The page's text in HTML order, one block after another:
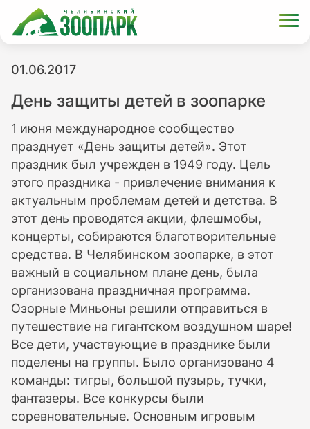
01.06.2017
День защиты детей в зоопарке
1 июня международное сообщество
празднует «День защиты детей». Этот
праздник был учрежден в 1949 году. Цель
этого праздника - привлечение внимания к
актуальным проблемам детей и детства. В
этот день проводятся акции, флешмобы,
концерты, собираются благотворительные
средства. В Челябинском зоопарке, в этот
важный в социальном плане день, была
организована праздничная программа.
Озорные Миньоны решили отправиться в
путешествие на гигантском воздушном шаре!
Все дети, участвующие в празднике были
поделены на группы. Было организовано 4
команды: тигры, большой пузырь, тучки,
фантазеры. Все конкурсы были
соревновательные. Основным игровым